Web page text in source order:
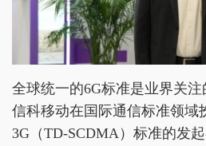
全球统一的6G标准是业界关
信科移动在国际通信标准领域
3G（TD-SCDMA）标准的发